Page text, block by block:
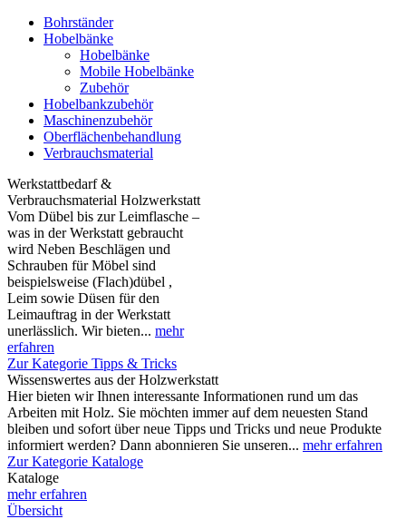
Bohrständer
Hobelbänke
Hobelbänke
Mobile Hobelbänke
Zubehör
Hobelbankzubehör
Maschinenzubehör
Oberflächenbehandlung
Verbrauchsmaterial
Werkstattbedarf &
Verbrauchsmaterial Holzwerkstatt
Vom Dübel bis zur Leimflasche –
was in der Werkstatt gebraucht
wird Neben Beschlägen und
Schrauben für Möbel sind
beispielsweise (Flach)dübel ,
Leim sowie Düsen für den
Leimauftrag in der Werkstatt
unerlässlich. Wir bieten... mehr
erfahren
Zur Kategorie Tipps & Tricks
Wissenswertes aus der Holzwerkstatt
Hier bieten wir Ihnen interessante Informationen rund um das
Arbeiten mit Holz. Sie möchten immer auf dem neuesten Stand
bleiben und sofort über neue Tipps und Tricks und neue Produkte
informiert werden? Dann abonnieren Sie unseren... mehr erfahren
Zur Kategorie Kataloge
Kataloge
mehr erfahren
Übersicht